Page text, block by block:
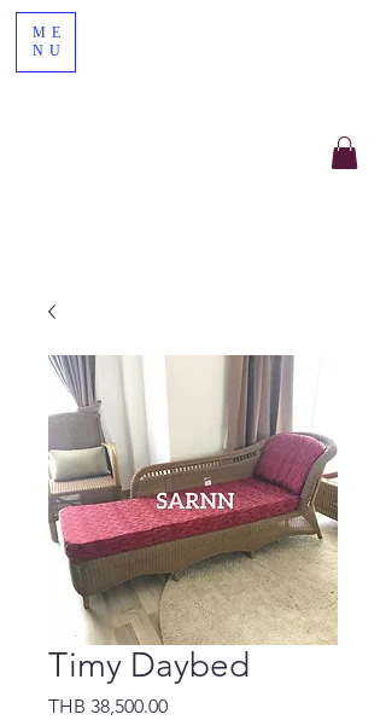
ME
NU
Timy Daybed
THB 38,500.00Price